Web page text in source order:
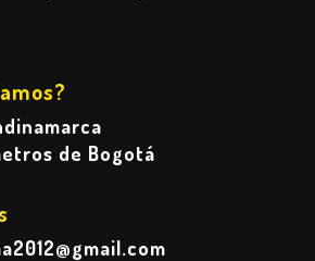
de Bogotá